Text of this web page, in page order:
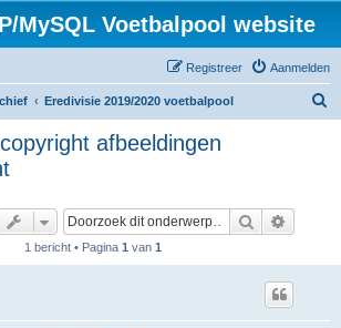
MySQL Voetbalpool website
Aanmelden
Registreer
Eredivisie 2019/2020 voetbalpool
afbeeldingen
Zoek
1 bericht • Pagina 1 van 1